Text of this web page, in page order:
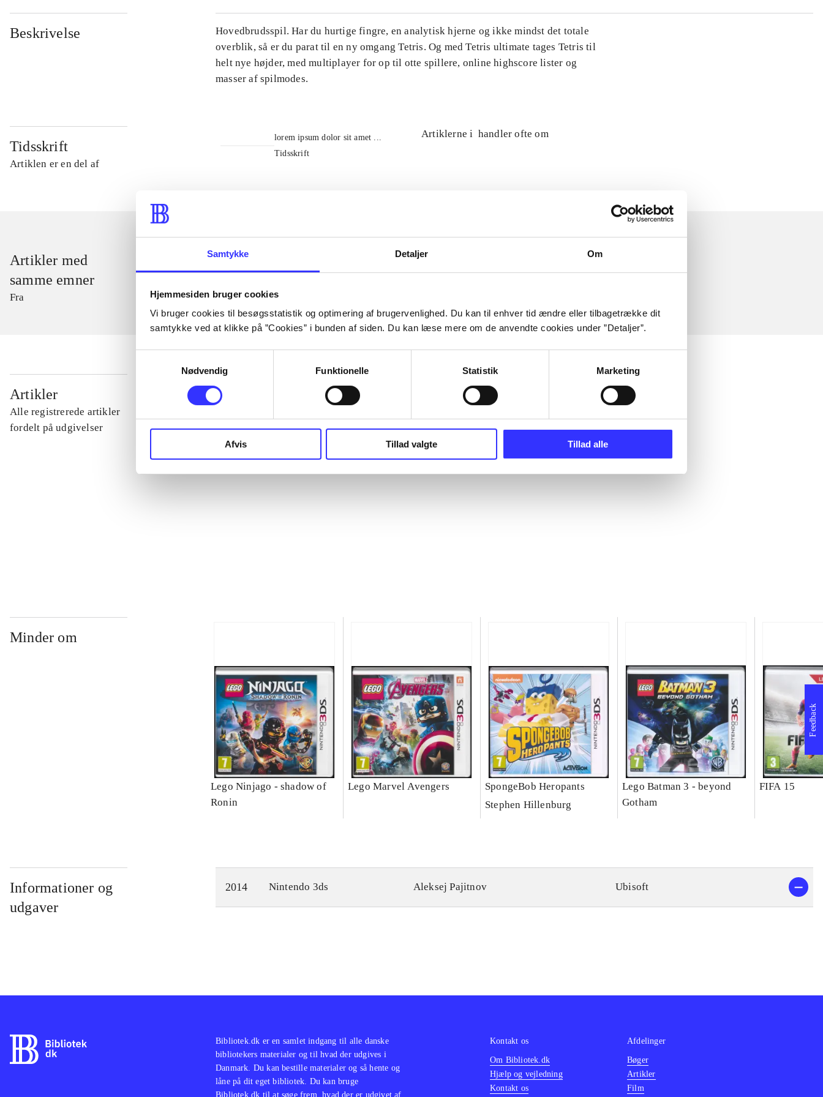
Samtykke Detaljer Om
Hjemmesiden bruger cookies
Vi bruger cookies til besøgsstatistik og optimering af brugervenlighed. Du kan til enhver tid ændre eller tilbagetrække dit
samtykke ved at klikke på ”Cookies” i bunden af siden. Du kan læse mere om de anvendte cookies under ”Detaljer”.
Nødvendig
Funktionelle Statistik Marketing
Afvis Tillad valgte Tillad alle
Beskrivelse
Hovedbrudsspil. Har du hurtige fingre, en analytisk hjerne og ikke mindst det totale
overblik, så er du parat til en ny omgang Tetris. Og med Tetris ultimate tages Tetris til
helt nye højder, med multiplayer for op til otte spillere, online highscore lister og
masser af spilmodes.
Tidsskrift
Artiklen er en del af
lorem ipsum dolor sit amet ...
Tidsskrift
Artiklerne i handler ofte om
Artikler med
samme emner
Fra
Artikler
Alle registrerede artikler
fordelt på udgivelser
...
Minder om
Lego Ninjago - shadow of
Ronin
Lego Marvel Avengers
SpongeBob Heropants
Stephen Hillenburg
Lego Batman 3 - beyond
Gotham
FIFA 15
Informationer og
udgaver
2014 Nintendo 3ds Aleksej Pajitnov Ubisoft
Feedback
Bibliotek.dk er en samlet indgang til alle danske
bibliotekers materialer og til hvad der udgives i
Danmark. Du kan bestille materialer og så hente og
låne på dit eget bibliotek. Du kan bruge
Bibliotek.dk til at søge frem, hvad der er udgivet af
Kontakt os
Om Bibliotek.dk
Hjælp og vejledning
Kontakt os
Afdelinger
Bøger
Artikler
Film